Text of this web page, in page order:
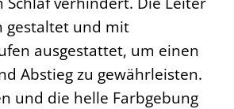
gestaltet und mit
ausgestattet, um einen
Abstieg zu gewährleisten.
und die helle Farbgebung